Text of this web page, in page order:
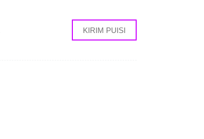
KIRIM PUISI